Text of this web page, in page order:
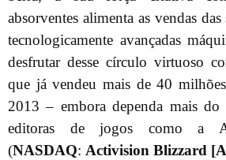
absorventes alimenta as vendas das
tecnologicamente avançadas
desfrutar desse círculo virtuoso
que já vendeu mais de 40
2013 – embora dependa mais
editoras de jogos como a
(NASDAQ: Activision Blizzard